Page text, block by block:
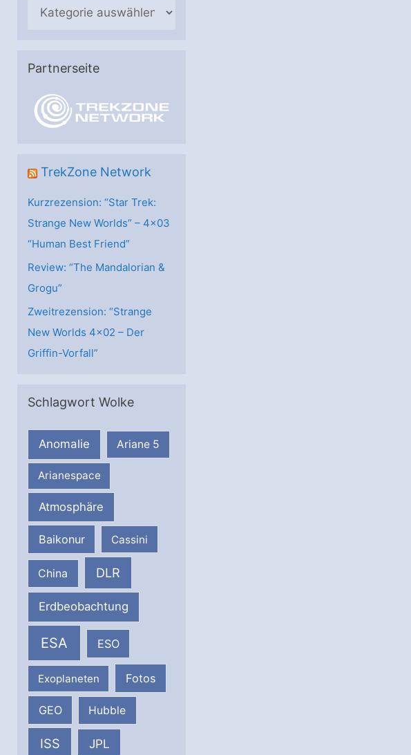
e
e
Partnerseite
TrekZone Network
Kurzrezension: “Star Trek:
Strange New Worlds” – 4×03
“Human Best Friend”
Review: “The Mandalorian &
Grogu”
Zweitrezension: “Strange
New Worlds 4×02 – Der
Griffin-Vorfall”
Schlagwort Wolke
Anomalie Ariane 5
Arianespace
Atmosphäre
Baikonur Cassini
China DLR
Erdbeobachtung
ESA ESO
Exoplaneten Fotos
GEO Hubble
ISS JPL